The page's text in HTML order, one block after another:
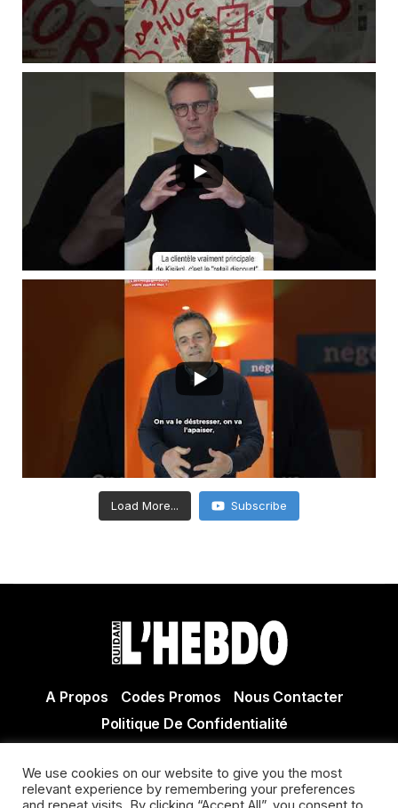
Load More... Subscribe
A Propos Codes Promos
Nous Contacter
Politique De Confidentialité
Actualité Agen - Actualité en lot et Garonne - Actualité
Villeneuve sur Lot
We use cookies on our website to give you the most
relevant experience by remembering your preferences